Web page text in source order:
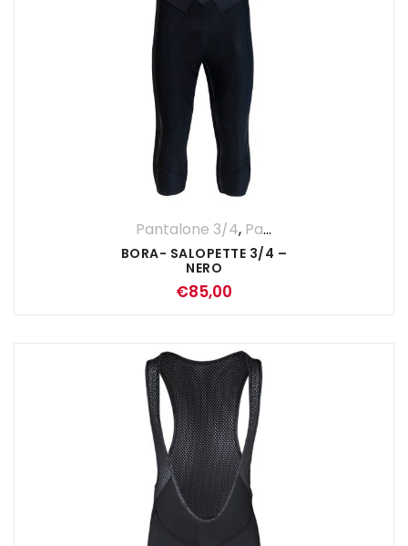
Pantalone 3/4, Pantaloni
BORA- SALOPETTE 3/4 –
NERO
€85,00